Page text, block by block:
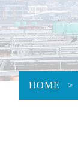
HOME >